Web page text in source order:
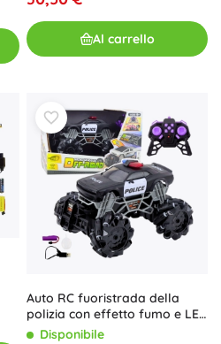
Al carrello
Auto RC fuoristrada della
polizia con effetto fumo e LED
1:16Disponibile